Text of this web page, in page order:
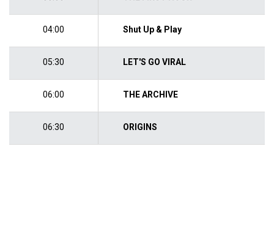
04:00 Shut Up & Play
05:30 LET'S GO VIRAL
06:00 THE ARCHIVE
06:30 ORIGINS